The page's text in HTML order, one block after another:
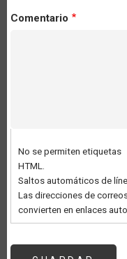
Comentario
No se permiten etiquetas
HTML.
Saltos automáticos de
Las direcciones de
convierten en enlaces